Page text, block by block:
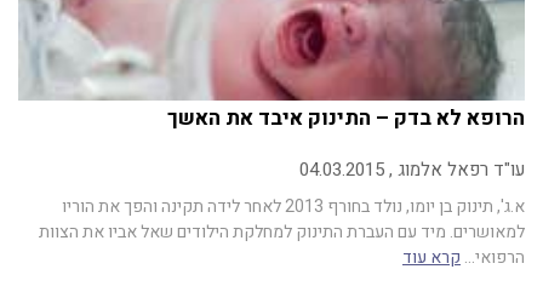
הרופא לא בדק – התינוק איבד את האשך
עו"ד רפאל אלמוג , 04.03.2015
א.ג', תינוק בן יומו, נולד בחורף 2013 לאחר לידה תקינה והפך את הוריו
למאושרים. מיד עם העברת התינוק למחלקת הילודים שאל אביו את הצוות
הרפואי…קרא עוד